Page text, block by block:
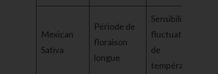
Mexican
Sativa
Période de
floraison
longue
Sensibilité aux
fluctuations
de
température